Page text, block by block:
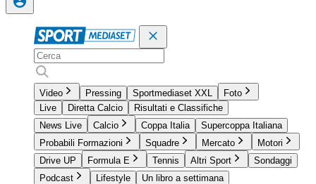
Video Pressing Sportmediaset XXL
Foto
Live
Diretta Calcio
Risultati e Classifiche
News Live
Calcio Coppa Italia
Supercoppa Italiana
Probabili Formazioni
Squadre Mercato
Motori
Drive UP
Formula E Tennis Altri Sport
Sondaggi
Podcast
Lifestyle
Un libro a settimana